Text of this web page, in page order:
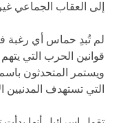
إلى العقاب الجماعي
لم تُبدِ حماس أي رغبة
قوانين الحرب التي يتهم
ويستمر المتحدثون
التي تستهدف المدنيين